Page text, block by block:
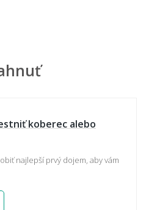
koberec alebo
najlepší prvý dojem, aby vám